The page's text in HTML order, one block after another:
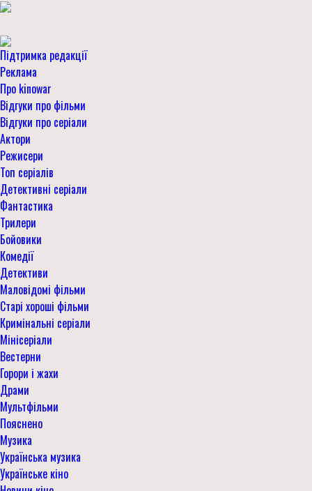
Підтримка редакції
Реклама
Про kinowar
Відгуки про фільми
Відгуки про серіали
Актори
Режисери
Топ серіалів
Детективні серіали
Фантастика
Трилери
Бойовики
Комедії
Детективи
Маловідомі фільми
Старі хороші фільми
Кримінальні серіали
Мінісеріали
Вестерни
Горори і жахи
Драми
Мультфільми
Пояснено
Музика
Українська музика
Українське кіно